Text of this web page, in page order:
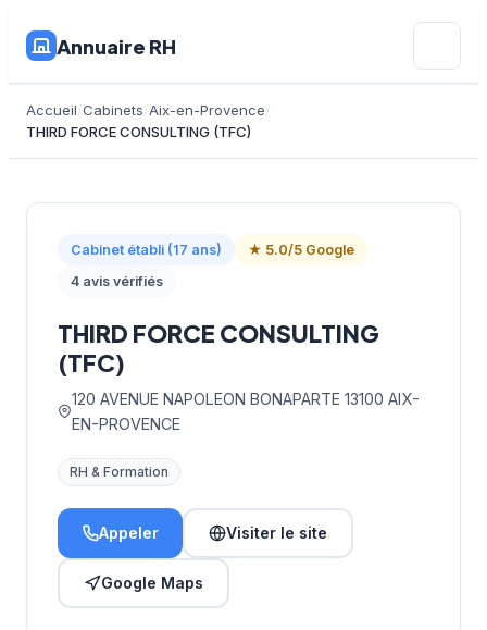
Annuaire RH
Accueil Cabinets Aix-en-Provence
THIRD FORCE CONSULTING (TFC)
Cabinet établi (17 ans)
★ 5.0/5 Google
4 avis vérifiés
THIRD FORCE CONSULTING
(TFC)
120 AVENUE NAPOLEON BONAPARTE 13100 AIX-
EN-PROVENCE
RH & Formation
Appeler Visiter le site
Google Maps